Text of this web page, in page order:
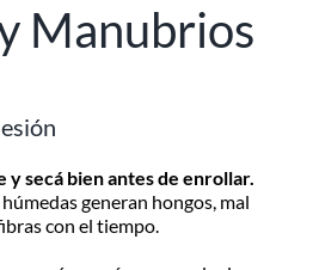
Manubrios
y secá bien antes de enrollar.
generan hongos, mal
con el tiempo.